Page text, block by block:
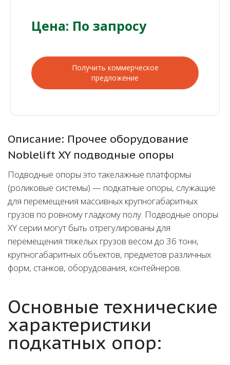
Цена: По запросу
Получить коммерческое
предложение
Описание: Прочее оборудование
Noblelift XY подводные опоры
Подводные опоры это такелажные платформы
(роликовые системы) — подкатные опоры, служащие
для перемещения массивных крупногабаритных
грузов по ровному гладкому полу. Подводные опоры
XY серии могут быть отрегулированы для
перемещения тяжелых грузов весом до 36 тонн,
крупногабаритных объектов, предметов различных
форм, станков, оборудования, контейнеров.
Основные технические
характеристики
подкатных опор: